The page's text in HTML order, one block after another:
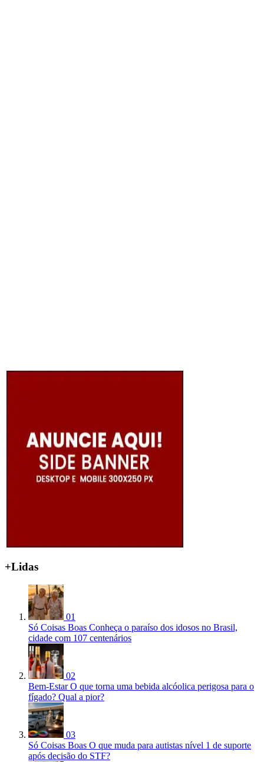
+Lidas
01
Só Coisas Boas Conheça o paraíso dos idosos no Brasil,
cidade com 107 centenários
02
Bem-Estar O que torna uma bebida alcóolica perigosa para o
fígado? Qual a pior?
03
Só Coisas Boas O que muda para autistas nível 1 de suporte
após decisão do STF?